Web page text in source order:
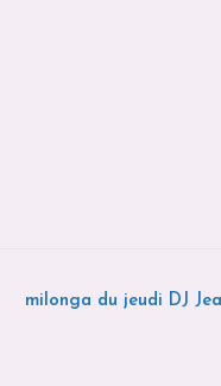
milonga du jeudi DJ